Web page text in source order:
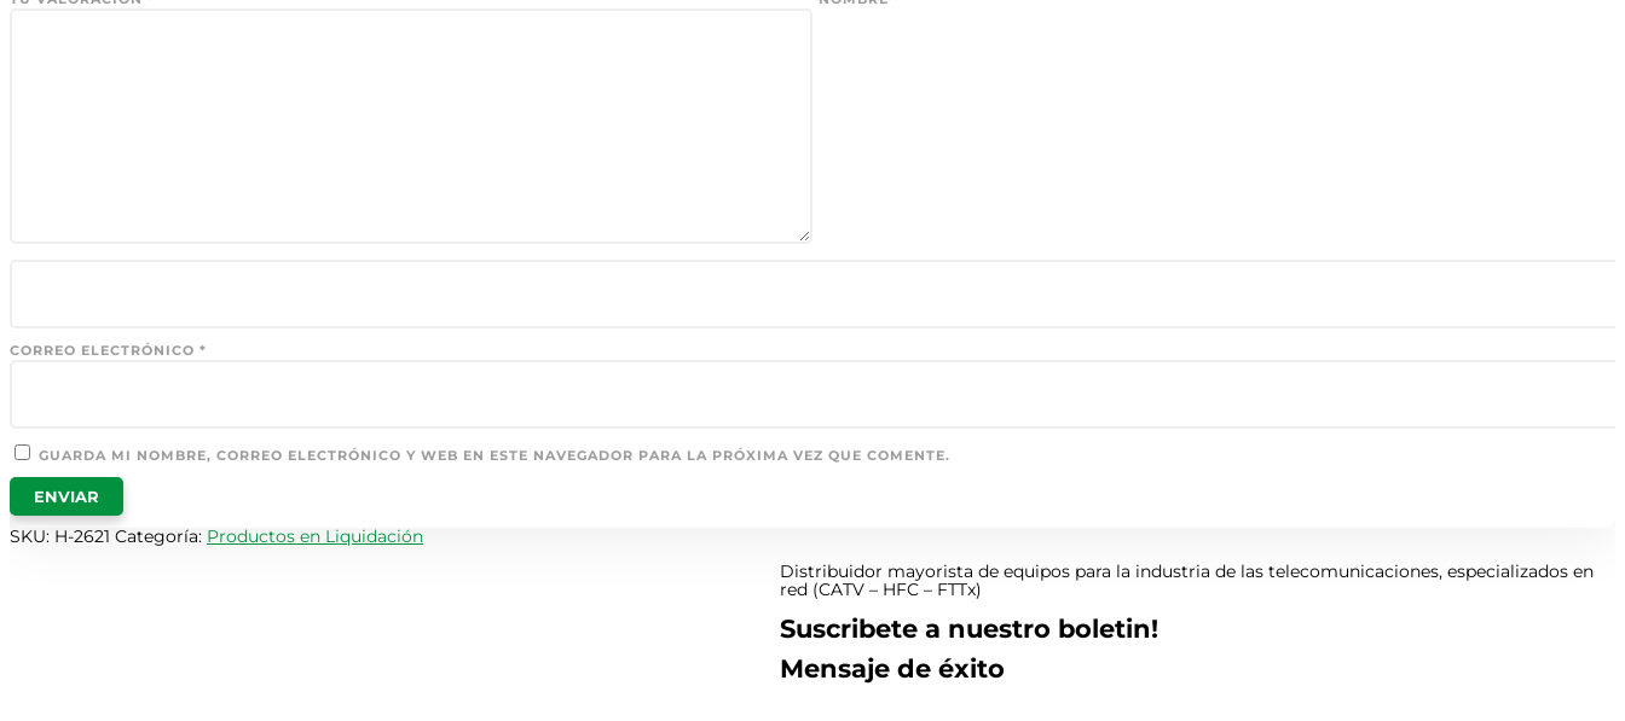
CORREO ELECTRÓNICO *
GUARDA MI NOMBRE, CORREO ELECTRÓNICO Y WEB EN ESTE NAVEGADOR PARA LA PRÓXIMA VEZ QUE COMENTE.
SKU: H-2621 Categoría: Productos en Liquidación
Distribuidor mayorista de equipos para la industria de las telecomunicaciones, especializados en
red (CATV – HFC – FTTx)
Suscribete a nuestro boletin!
Mensaje de éxito